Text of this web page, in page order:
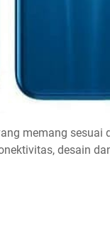
memang sesuai
desain